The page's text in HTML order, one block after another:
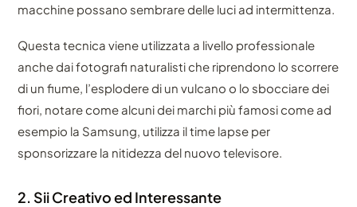
macchine possano sembrare delle luci ad intermittenza.
Questa tecnica viene utilizzata a livello professionale
anche dai fotografi naturalisti che riprendono lo scorrere
di un fiume, l’esplodere di un vulcano o lo sbocciare dei
fiori, notare come alcuni dei marchi più famosi come ad
esempio la Samsung, utilizza il time lapse per
sponsorizzare la nitidezza del nuovo televisore.
2. Sii Creativo ed Interessante